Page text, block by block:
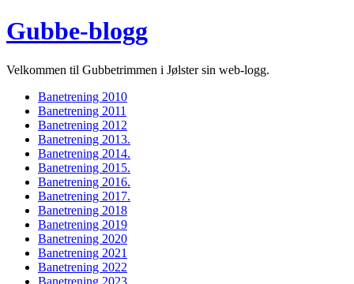
Gubbe-blogg
Velkommen til Gubbetrimmen i Jølster sin web-logg.
Banetrening 2010
Banetrening 2011
Banetrening 2012
Banetrening 2013.
Banetrening 2014.
Banetrening 2015.
Banetrening 2016.
Banetrening 2017.
Banetrening 2018
Banetrening 2019
Banetrening 2020
Banetrening 2021
Banetrening 2022
Banetrening 2023